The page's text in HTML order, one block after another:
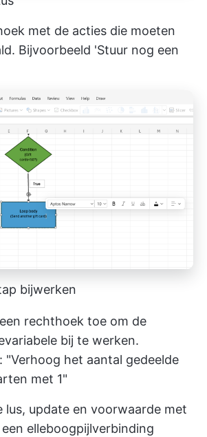
met de acties die moeten
Bijvoorbeeld 'Stuur nog een
bijwerken
rechthoek toe om de
bij te werken.
"Verhoog het aantal gedeelde
met 1"
lus, update en voorwaarde met
elleboogpijlverbinding